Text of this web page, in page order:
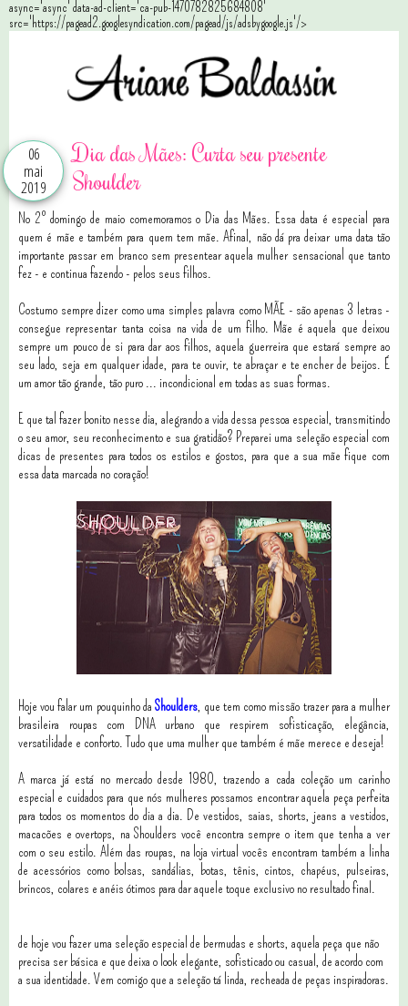
async='async' data-ad-client='ca-pub-1470782825684808'
src='https://pagead2.googlesyndication.com/pagead/js/adsbygoogle.js'/>
06
mai
2019
Dia das Mães: Curta seu presente
Shoulder
No 2º domingo de maio comemoramos o Dia das Mães. Essa data é especial para
quem é mãe e também para quem tem mãe. Afinal, não dá pra deixar uma data tão
importante passar em branco sem presentear aquela mulher sensacional que tanto
fez - e continua fazendo - pelos seus filhos.
Costumo sempre dizer como uma simples palavra como MÃE - são apenas 3 letras -
consegue representar tanta coisa na vida de um filho. Mãe é aquela que deixou
sempre um pouco de si para dar aos filhos, aquela guerreira que estará sempre ao
seu lado, seja em qualquer idade, para te ouvir, te abraçar e te encher de beijos. É
um amor tão grande, tão puro ... incondicional em todas as suas formas.
E que tal fazer bonito nesse dia, alegrando a vida dessa pessoa especial, transmitindo
o seu amor, seu reconhecimento e sua gratidão? Preparei uma seleção especial com
dicas de presentes para todos os estilos e gostos, para que a sua mãe fique com
essa data marcada no coração!
Hoje vou falar um pouquinho da Shoulders, que tem como missão trazer para a mulher
brasileira roupas com DNA urbano que respirem sofisticação, elegância,
versatilidade e conforto. Tudo que uma mulher que também é mãe merece e deseja!
A marca já está no mercado desde 1980, trazendo a cada coleção um carinho
especial e cuidados para que nós mulheres possamos encontrar aquela peça perfeita
para todos os momentos do dia a dia. De vestidos, saias, shorts, jeans a vestidos,
macacões e overtops, na Shoulders você encontra sempre o item que tenha a ver
com o seu estilo. Além das roupas, na loja virtual vocês encontram também a linha
de acessórios como bolsas, sandálias, botas, tênis, cintos, chapéus, pulseiras,
brincos, colares e anéis ótimos para dar aquele toque exclusivo no resultado final.
de hoje vou fazer uma seleção especial de bermudas e shorts, aquela peça que não
precisa ser básica e que deixa o look elegante, sofisticado ou casual, de acordo com
a sua identidade. Vem comigo que a seleção tá linda, recheada de peças inspiradoras.